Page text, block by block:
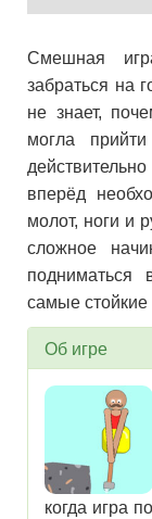
Смешная
забраться на
не знает,
могла
вперёд
молот, ноги и
сложное
подниматься
самые стойкие
Об игре
когда игра